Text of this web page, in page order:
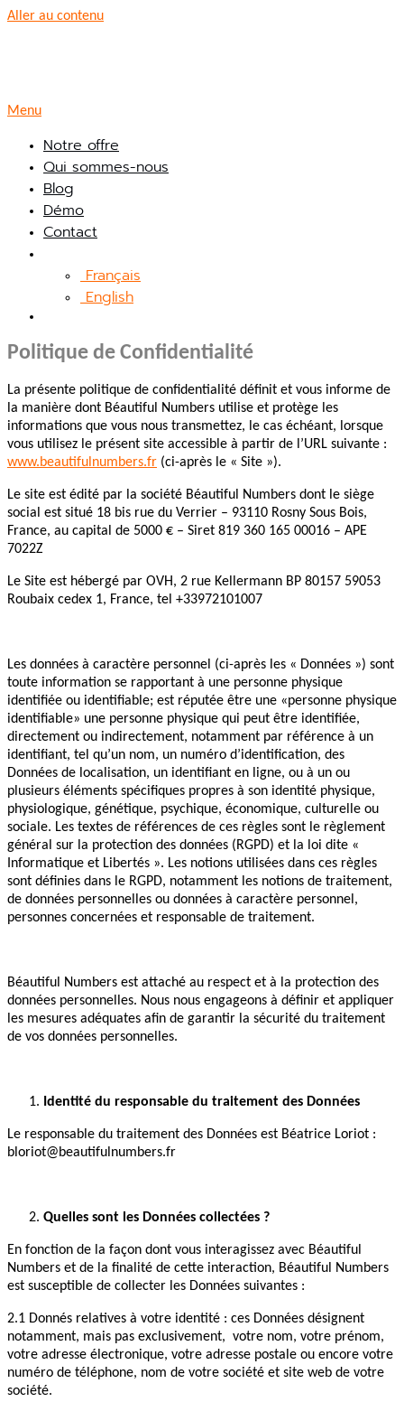
Aller au contenu
Menu
Notre offre
Qui sommes-nous
Blog
Démo
Contact
Français
English
Politique de Confidentialité
La présente politique de confidentialité définit et vous informe de
la manière dont Béautiful Numbers utilise et protège les
informations que vous nous transmettez, le cas échéant, lorsque
vous utilisez le présent site accessible à partir de l’URL suivante :
www.beautifulnumbers.fr (ci-après le « Site »).
Le site est édité par la société Béautiful Numbers dont le siège
social est situé 18 bis rue du Verrier – 93110 Rosny Sous Bois,
France, au capital de 5000 € – Siret 819 360 165 00016 – APE
7022Z
Le Site est hébergé par OVH, 2 rue Kellermann BP 80157 59053
Roubaix cedex 1, France, tel +33972101007
Les données à caractère personnel (ci-après les « Données ») sont
toute information se rapportant à une personne physique
identifiée ou identifiable; est réputée être une «personne physique
identifiable» une personne physique qui peut être identifiée,
directement ou indirectement, notamment par référence à un
identifiant, tel qu’un nom, un numéro d’identification, des
Données de localisation, un identifiant en ligne, ou à un ou
plusieurs éléments spécifiques propres à son identité physique,
physiologique, génétique, psychique, économique, culturelle ou
sociale. Les textes de références de ces règles sont le règlement
général sur la protection des données (RGPD) et la loi dite «
Informatique et Libertés ». Les notions utilisées dans ces règles
sont définies dans le RGPD, notamment les notions de traitement,
de données personnelles ou données à caractère personnel,
personnes concernées et responsable de traitement.
Béautiful Numbers est attaché au respect et à la protection des
données personnelles. Nous nous engageons à définir et appliquer
les mesures adéquates afin de garantir la sécurité du traitement
de vos données personnelles.
Identité du responsable du traitement des Données
Le responsable du traitement des Données est Béatrice Loriot :
bloriot@beautifulnumbers.fr
Quelles sont les Données collectées ?
En fonction de la façon dont vous interagissez avec Béautiful
Numbers et de la finalité de cette interaction, Béautiful Numbers
est susceptible de collecter les Données suivantes :
2.1 Donnés relatives à votre identité : ces Données désignent
notamment, mais pas exclusivement, votre nom, votre prénom,
votre adresse électronique, votre adresse postale ou encore votre
numéro de téléphone, nom de votre société et site web de votre
société.